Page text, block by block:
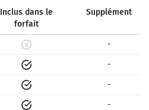
Inclus dans le
forfait
Supplément
-
-
-
-